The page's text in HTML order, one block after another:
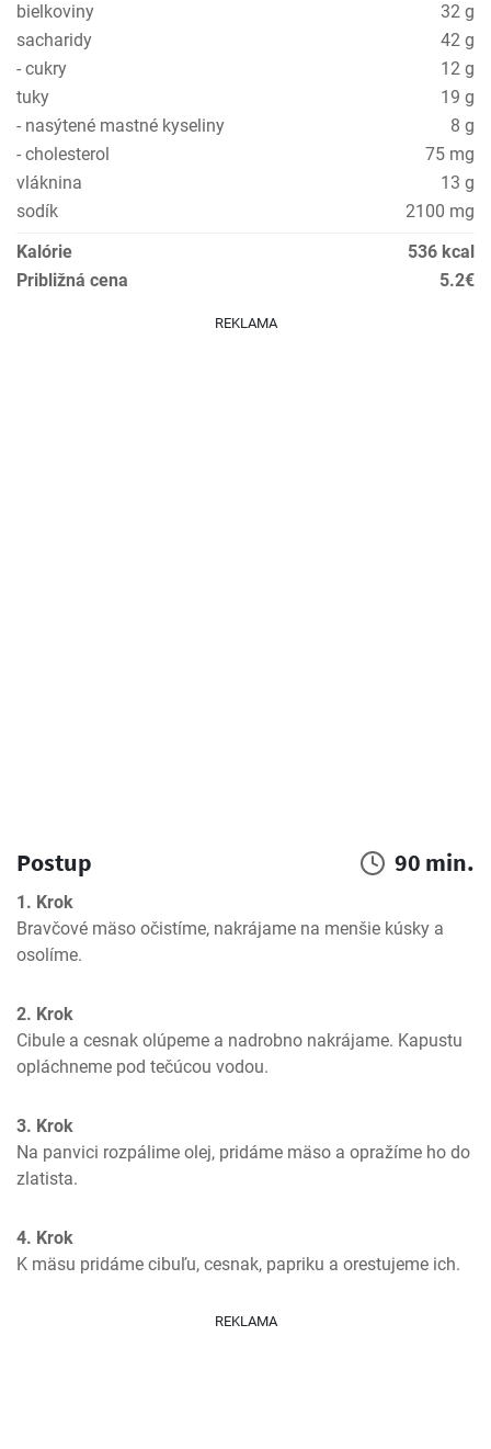
bielkoviny
32 g
sacharidy
42 g
- cukry
12 g
tuky
19 g
- nasýtené mastné kyseliny
8 g
- cholesterol
75 mg
vláknina
13 g
sodík
2100 mg
Kalórie
536 kcal
Približná cena
5.2€
REKLAMA
Postup 90 min.
1. Krok
Bravčové mäso očistíme, nakrájame na menšie kúsky a
osolíme.
2. Krok
Cibule a cesnak olúpeme a nadrobno nakrájame. Kapustu
opláchneme pod tečúcou vodou.
3. Krok
Na panvici rozpálime olej, pridáme mäso a opražíme ho do
zlatista.
4. Krok
K mäsu pridáme cibuľu, cesnak, papriku a orestujeme ich.
REKLAMA